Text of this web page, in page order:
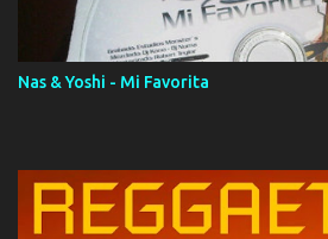
Momento!
Nas & Yoshi - Mi Favorita